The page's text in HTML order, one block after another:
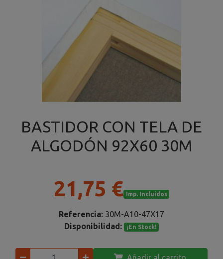
BASTIDOR CON TELA DE
ALGODÓN 92X60 30M
21,75 € Imp. Incluidos
Referencia: 30M-A10-47X17
Disponibilidad:
¡En Stock!